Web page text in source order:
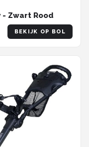
- Zwart Rood
BEKIJK OP BOL